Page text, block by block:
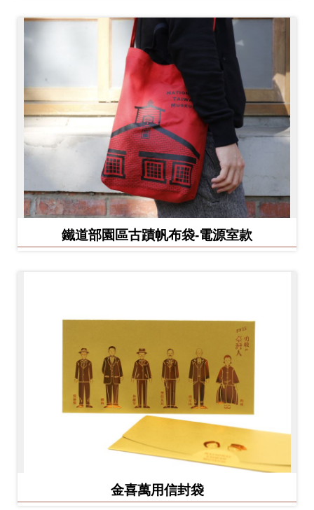
鐵道部園區古蹟帆布袋-電源室款
金喜萬用信封袋